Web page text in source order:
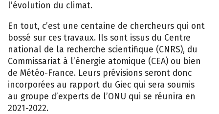
l’évolution du climat.
En tout, c’est une centaine de chercheurs qui ont
bossé sur ces travaux. Ils sont issus du Centre
national de la recherche scientifique (CNRS), du
Commissariat à l’énergie atomique (CEA) ou bien
de Météo-France. Leurs prévisions seront donc
incorporées au rapport du Giec qui sera soumis
au groupe d’experts de l’ONU qui se réunira en
2021-2022.